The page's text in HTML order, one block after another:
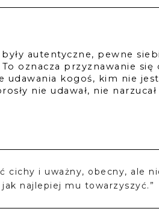
autentyczne, pewne
oznacza przyznawanie
udawania kogoś, kim nie
nie udawał, nie
cichy i uważny, obecny, ale
najlepiej mu towarzyszyć.”